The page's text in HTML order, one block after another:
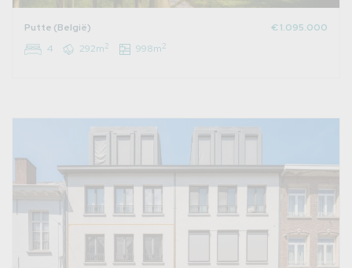
Putte (België)
€ 1.095.000
4
292m2 998m2